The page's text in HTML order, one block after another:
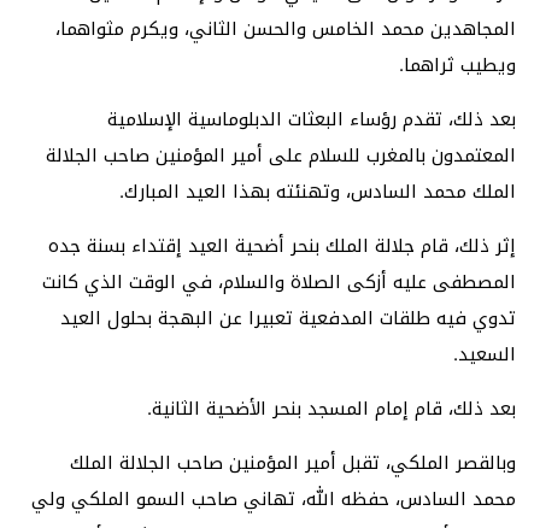
المجاهدين محمد الخامس والحسن الثاني، ويكرم مثواهما،
ويطيب ثراهما.
بعد ذلك، تقدم رؤساء البعثات الدبلوماسية الإسلامية
المعتمدون بالمغرب للسلام على أمير المؤمنين صاحب الجلالة
الملك محمد السادس، وتهنئته بهذا العيد المبارك.
إثر ذلك، قام جلالة الملك بنحر أضحية العيد إقتداء بسنة جده
المصطفى عليه أزكى الصلاة والسلام، في الوقت الذي كانت
تدوي فيه طلقات المدفعية تعبيرا عن البهجة بحلول العيد
السعيد.
بعد ذلك، قام إمام المسجد بنحر الأضحية الثانية.
وبالقصر الملكي، تقبل أمير المؤمنين صاحب الجلالة الملك
محمد السادس، حفظه الله، تهاني صاحب السمو الملكي ولي